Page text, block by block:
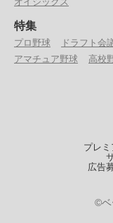
特集
プロ野球 ドラフト会
アマチュア野球
高校
プレ
広告
©ベ